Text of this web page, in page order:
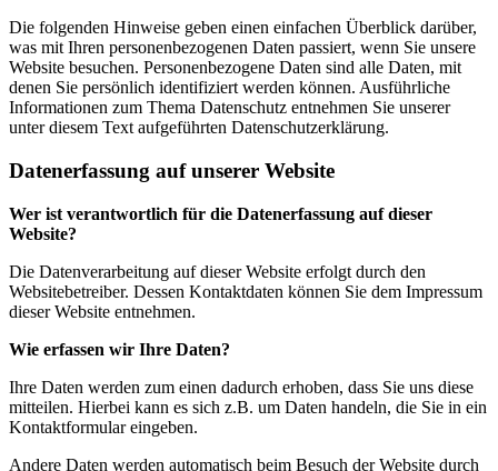
Die folgenden Hinweise geben einen einfachen Überblick darüber,
was mit Ihren personenbezogenen Daten passiert, wenn Sie unsere
Website besuchen. Personenbezogene Daten sind alle Daten, mit
denen Sie persönlich identifiziert werden können. Ausführliche
Informationen zum Thema Datenschutz entnehmen Sie unserer
unter diesem Text aufgeführten Datenschutzerklärung.
Datenerfassung auf unserer Website
Wer ist verantwortlich für die Datenerfassung auf dieser
Website?
Die Datenverarbeitung auf dieser Website erfolgt durch den
Websitebetreiber. Dessen Kontaktdaten können Sie dem Impressum
dieser Website entnehmen.
Wie erfassen wir Ihre Daten?
Ihre Daten werden zum einen dadurch erhoben, dass Sie uns diese
mitteilen. Hierbei kann es sich z.B. um Daten handeln, die Sie in ein
Kontaktformular eingeben.
Andere Daten werden automatisch beim Besuch der Website durch